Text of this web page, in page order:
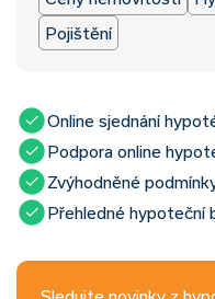
Pojištění
Online sjednání
Podpora online
Zvýhodněné
Přehledné hypoteční